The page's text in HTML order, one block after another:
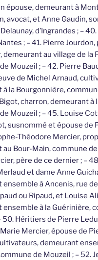
épouse, demeurant à
avocat, et Anne Gaudin,
d’Ingrandes ; –
; – 41. Pierre
demeurant au village de la
Mouzeil ; – 42. Pierre
de Michel Arnaud,
la Bourgonnière,
charron, demeurant à
Mouzeil ; – 45. Louise
susnommé et épouse de
Théodore Mercier,
Bour-Main, commune de
père de ce dernier ; –
et dame Anne
à Ancenis, rue
ou Ripaud, et Louise
ensemble à la Guérinière,
50. Héritiers de Pierre
Mercier, épouse de
demeurant
de Mouzeil ; – 52.